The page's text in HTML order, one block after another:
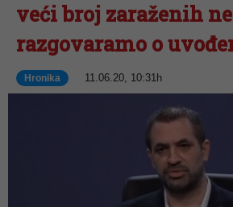
veći broj zaraženih
razgovaramo o
Hronika 11.06.20, 10:31h